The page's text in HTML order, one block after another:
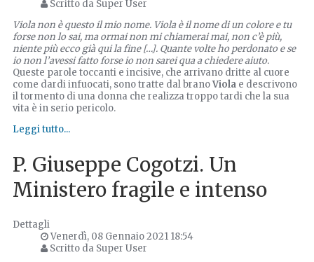
Scritto da Super User
Viola non è questo il mio nome. Viola è il nome di un colore e tu
forse non lo sai, ma ormai non mi chiamerai mai, non c’è più,
niente più ecco già qui la fine […]. Quante volte ho perdonato e se
io non l’avessi fatto forse io non sarei qua a chiedere aiuto.
Queste parole toccanti e incisive, che arrivano dritte al cuore
come dardi infuocati, sono tratte dal branoViola e descrivono
il tormento di una donna che realizza troppo tardi che la sua
vita è in serio pericolo.
Leggi tutto...
P. Giuseppe Cogotzi. Un
Ministero fragile e intenso
Dettagli
Venerdì, 08 Gennaio 2021 18:54
Scritto da Super User